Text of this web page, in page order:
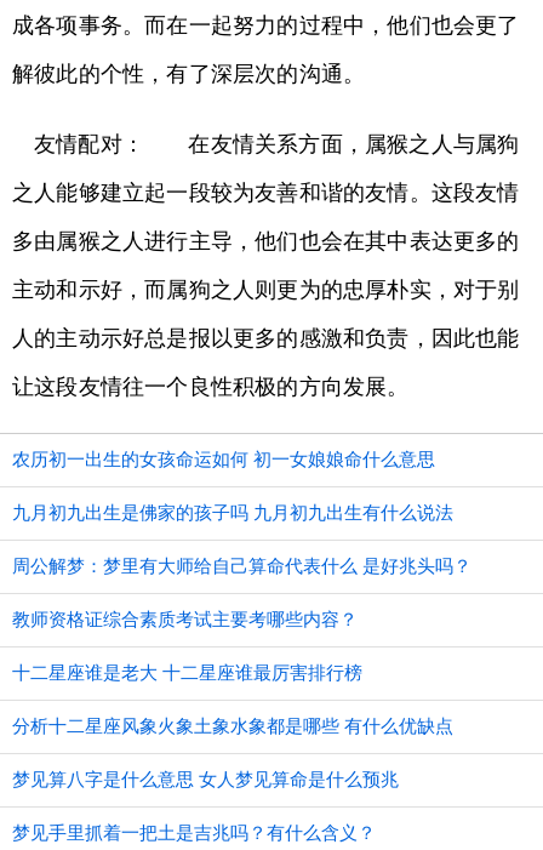
成各项事务。而在一起努力的过程中，他们也会更了
解彼此的个性，有了深层次的沟通。
友情配对： 在友情关系方面，属猴之人与属狗
之人能够建立起一段较为友善和谐的友情。这段友情
多由属猴之人进行主导，他们也会在其中表达更多的
主动和示好，而属狗之人则更为的忠厚朴实，对于别
人的主动示好总是报以更多的感激和负责，因此也能
让这段友情往一个良性积极的方向发展。
农历初一出生的女孩命运如何 初一女娘娘命什么意思
九月初九出生是佛家的孩子吗 九月初九出生有什么说法
周公解梦：梦里有大师给自己算命代表什么 是好兆头吗？
教师资格证综合素质考试主要考哪些内容？
十二星座谁是老大 十二星座谁最厉害排行榜
分析十二星座风象火象土象水象都是哪些 有什么优缺点
梦见算八字是什么意思 女人梦见算命是什么预兆
梦见手里抓着一把土是吉兆吗？有什么含义？